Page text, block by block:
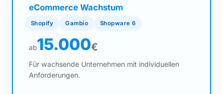
eCommerce Wachstum
Shopify Gambio Shopware 6
ab15.000€
Für wachsende Unternehmen mit individuellen
Anforderungen.